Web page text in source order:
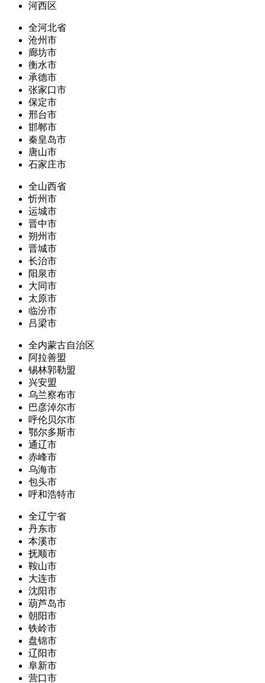
河西区
全河北省
沧州市
廊坊市
衡水市
承德市
张家口市
保定市
邢台市
邯郸市
秦皇岛市
唐山市
石家庄市
全山西省
忻州市
运城市
晋中市
朔州市
晋城市
长治市
阳泉市
大同市
太原市
临汾市
吕梁市
全内蒙古自治区
阿拉善盟
锡林郭勒盟
兴安盟
乌兰察布市
巴彦淖尔市
呼伦贝尔市
鄂尔多斯市
通辽市
赤峰市
乌海市
包头市
呼和浩特市
全辽宁省
丹东市
本溪市
抚顺市
鞍山市
大连市
沈阳市
葫芦岛市
朝阳市
铁岭市
盘锦市
辽阳市
阜新市
营口市